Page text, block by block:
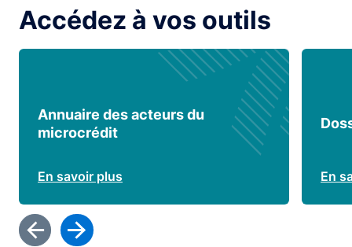
Accédez à vos outils
Annuaire des acteurs du
microcrédit
En savoir plus En